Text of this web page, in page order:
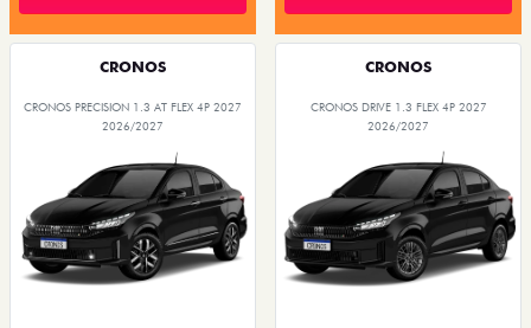
CRONOS
CRONOS PRECISION 1.3 AT FLEX 4P 2027
2026/2027
CRONOS
CRONOS DRIVE 1.3 FLEX 4P 2027
2026/2027